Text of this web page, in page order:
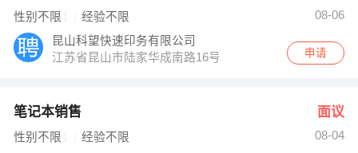
性别不限 经验不限
08-06
昆山科望快速印务有限公司
江苏省昆山市陆家华成南路16号
申请
笔记本销售 面议
性别不限 经验不限
08-04